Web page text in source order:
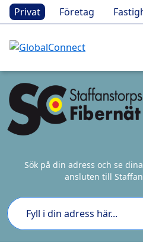
Privat Företag
Sök på din adress och se
ansluten till